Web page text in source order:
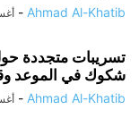
Ahmad Al-Khatib
-
تسريبات متجددة
شكوك في الموعد
Ahmad Al-Khatib
-